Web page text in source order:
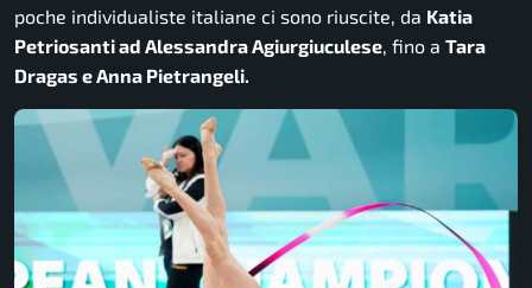
poche individualiste italiane ci sono riuscite, da Katia
Petriosanti ad Alessandra Agiurgiuculese, fino a Tara
Dragas e Anna Pietrangeli.